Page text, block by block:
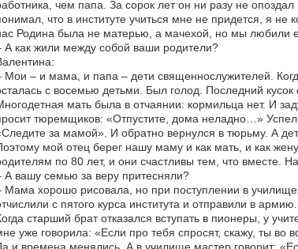
чем папа. За сорок лет он ни разу не
что в институте учиться мне не придется, я
Родина была не матерью, а мачехой, но мы любили
А как жили между собой ваши родители?
Мои – и мама, и папа – дети священнослужителей.
с восемью детьми. Был голод. Последний
мать была в отчаянии: кормильца нет. И
тюремщиков: «Отпустите, дома неладно…»
за мамой». И обратно вернулся в тюрьму. А
мой отец берег нашу маму и как мать, и как
по 80 лет, и они счастливы тем, что вместе.
А вашу семью за веру притесняли?
Мама хорошо рисовала, но при поступлении в
с пятого курса института и отправили в армию.
старший брат отказался вступать в пионеры, у
уже говорила: «Если про тебя спросят, скажу, ты во